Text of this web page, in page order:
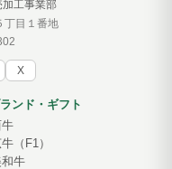
加工事業部
丁目１番地
X
ンド・ギフト
牛
（F1）
和牛